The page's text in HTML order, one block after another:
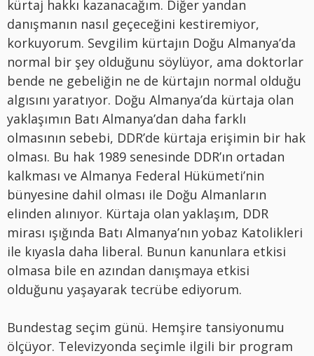
kürtaj hakkı kazanacağım. Diğer yandan
danışmanın nasıl geçeceğini kestiremiyor,
korkuyorum. Sevgilim kürtajın Doğu Almanya’da
normal bir şey olduğunu söylüyor, ama doktorlar
bende ne gebeliğin ne de kürtajın normal olduğu
algısını yaratıyor. Doğu Almanya’da kürtaja olan
yaklaşımın Batı Almanya’dan daha farklı
olmasının sebebi, DDR’de kürtaja erişimin bir hak
olması. Bu hak 1989 senesinde DDR’ın ortadan
kalkması ve Almanya Federal Hükümeti’nin
bünyesine dahil olması ile Doğu Almanların
elinden alınıyor. Kürtaja olan yaklaşım, DDR
mirası ışığında Batı Almanya’nın yobaz Katolikleri
ile kıyasla daha liberal. Bunun kanunlara etkisi
olmasa bile en azından danışmaya etkisi
olduğunu yaşayarak tecrübe ediyorum.
Bundestag seçim günü. Hemşire tansiyonumu
ölçüyor. Televizyonda seçimle ilgili bir program